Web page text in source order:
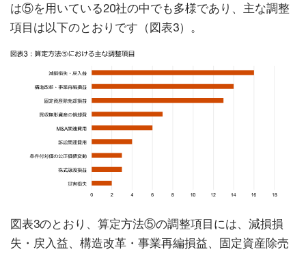
は⑤を用いている20社の中でも多様であり、主な調整
項目は以下のとおりです（図表3）。
図表3のとおり、算定方法⑤の調整項目には、減損損
失・戻入益、構造改革・事業再編損益、固定資産除売